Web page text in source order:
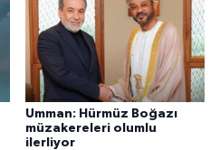
Umman: Hürmüz Boğazı
müzakereleri olumlu
ilerliyor